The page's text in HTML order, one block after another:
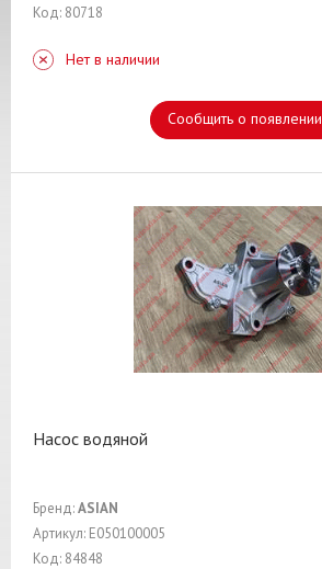
Код: 80718
Нет в наличии
Сообщить о появлении
Насос водяной
Бренд:ASIAN
Артикул: E050100005
Код: 84848